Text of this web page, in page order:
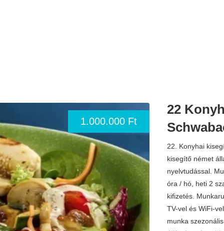
1.000.000 Ft
22
22. Konyhai
kisegítő német
nyelvtudással.
óra / hó, heti 2
kifizetés.
TV-vel és WiFi-
munka